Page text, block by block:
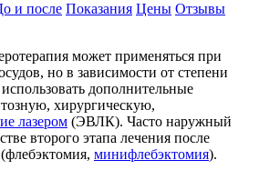
и после Показания Цены Отзывы
может применяться при
но в зависимости от степени
дополнительные
хирургическую,
лазером (ЭВЛК). Часто наружный
второго этапа лечения после
минифлебэктомия).